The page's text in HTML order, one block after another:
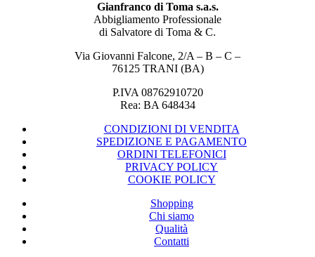
Gianfranco di Toma s.a.s.
Abbigliamento Professionale
di Salvatore di Toma & C.
Via Giovanni Falcone, 2/A – B – C –
76125 TRANI (BA)
P.IVA 08762910720
Rea: BA 648434
CONDIZIONI DI VENDITA
SPEDIZIONE E PAGAMENTO
ORDINI TELEFONICI
PRIVACY POLICY
COOKIE POLICY
Shopping
Chi siamo
Qualità
Contatti